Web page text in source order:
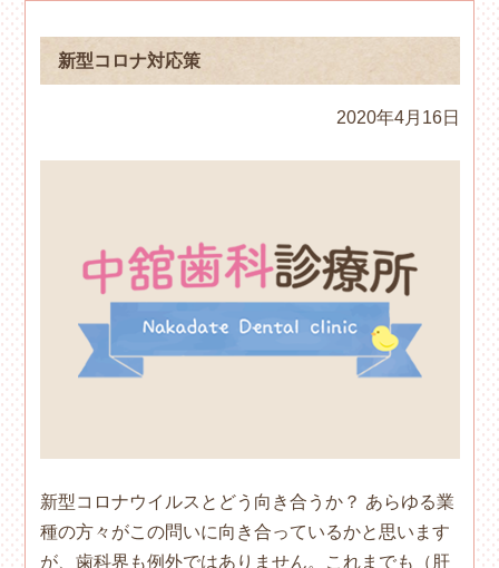
新型コロナ対応策
2020年4月16日
新型コロナウイルスとどう向き合うか？ あらゆる業
種の方々がこの問いに向き合っているかと思います
が、歯科界も例外ではありません。これまでも（肝